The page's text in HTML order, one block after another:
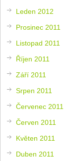
Leden 2012
Prosinec 2011
Listopad 2011
Říjen 2011
Září 2011
Srpen 2011
Červenec 2011
Červen 2011
Květen 2011
Duben 2011